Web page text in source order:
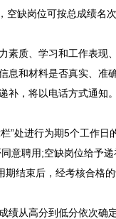
缺岗位可按总成绩名次
质、学习和工作表现
和材料是否真实、准确
，将以电话方式通知。
处进行为期5个工作日
意聘用;空缺岗位给予递
束后，经考核合格的
从高分到低分依次确定